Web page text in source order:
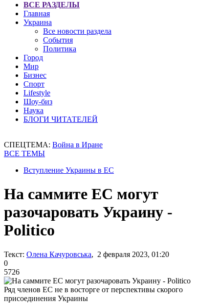
ВСЕ РАЗДЕЛЫ
Главная
Украина
Все новости раздела
События
Политика
Город
Мир
Бизнес
Спорт
Lifestyle
Шоу-биз
Наука
БЛОГИ ЧИТАТЕЛЕЙ
СПЕЦТЕМА: Война в Иране
ВСЕ ТЕМЫ
Вступление Украины в ЕС
На саммите ЕС могут
разочаровать Украину -
Politico
Текст: Олена Качуровська, 2 февраля 2023, 01:20
0
5726
Ряд членов ЕС не в восторге от перспективы скорого
присоединения Украины